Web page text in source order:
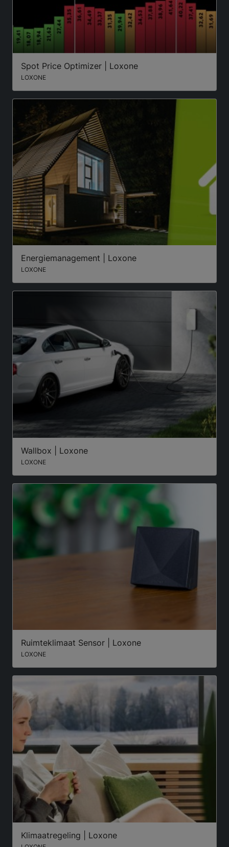
Spot Price Optimizer | Loxone
LOXONE
Energiemanagement | Loxone
LOXONE
Wallbox | Loxone
LOXONE
Ruimteklimaat Sensor | Loxone
LOXONE
Klimaatregeling | Loxone